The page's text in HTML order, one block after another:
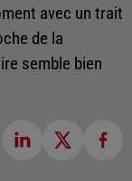
avec un trait
de la
semble bien